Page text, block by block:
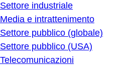
Settore industriale
Media e intrattenimento
Settore pubblico (globale)
Settore pubblico (USA)
Telecomunicazioni